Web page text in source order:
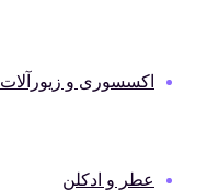
اکسسوری و زیورآلات
عطر و ادکلن